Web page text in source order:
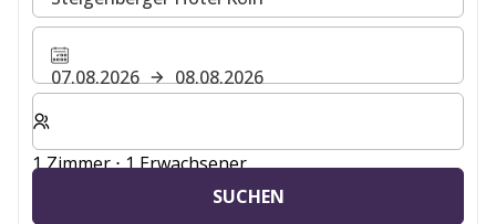
07.08.2026
08.08.2026
Wählen Sie die Anzahl der Zimmer und Gäste für Ihren
1 Zimmer ⋅ 1 Erwachsener
SUCHEN